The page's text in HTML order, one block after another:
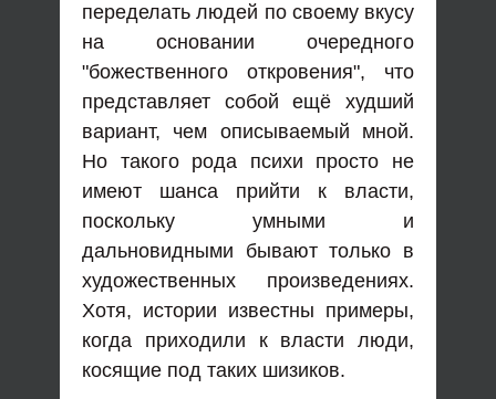
переделать людей по своему вкусу
на основании очередного
"божественного откровения", что
представляет собой ещё худший
вариант, чем описываемый мной.
Но такого рода психи просто не
имеют шанса прийти к власти,
поскольку умными и
дальновидными бывают только в
художественных произведениях.
Хотя, истории известны примеры,
когда приходили к власти люди,
косящие под таких шизиков.